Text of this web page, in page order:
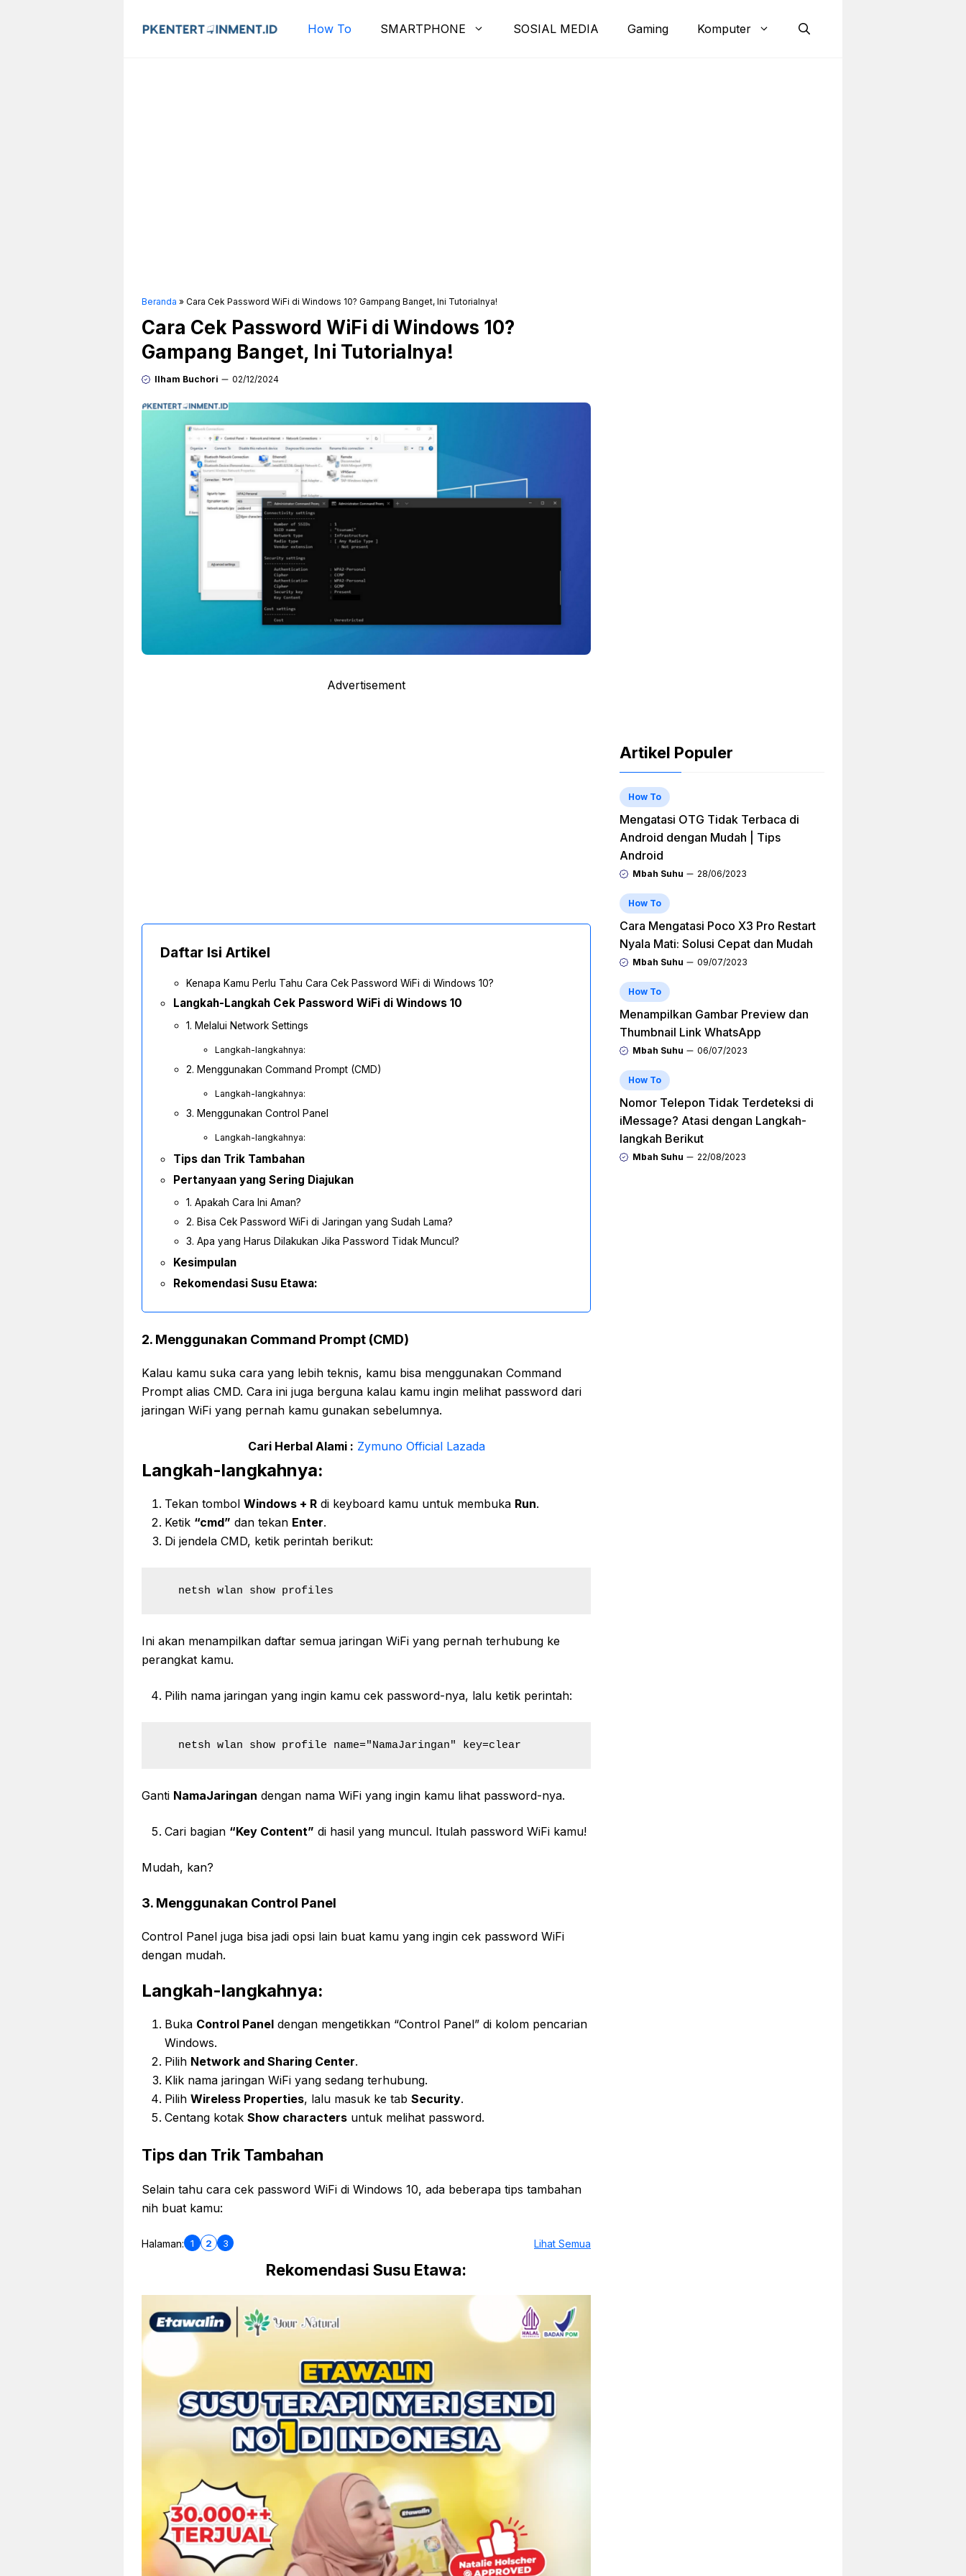
How To SMARTPHONE SOSIAL MEDIA Gaming Komputer
Beranda » Cara Cek Password WiFi di Windows 10? Gampang Banget, Ini Tutorialnya!
Cara Cek Password WiFi di Windows 10?
Gampang Banget, Ini Tutorialnya!
Ilham Buchori 02/12/2024
Advertisement
Daftar Isi Artikel
Kenapa Kamu Perlu Tahu Cara Cek Password WiFi di Windows 10?
Langkah-Langkah Cek Password WiFi di Windows 10
1. Melalui Network Settings
Langkah-langkahnya:
2. Menggunakan Command Prompt (CMD)
Langkah-langkahnya:
3. Menggunakan Control Panel
Langkah-langkahnya:
Tips dan Trik Tambahan
Pertanyaan yang Sering Diajukan
1. Apakah Cara Ini Aman?
2. Bisa Cek Password WiFi di Jaringan yang Sudah Lama?
3. Apa yang Harus Dilakukan Jika Password Tidak Muncul?
Kesimpulan
Rekomendasi Susu Etawa:
2. Menggunakan Command Prompt (CMD)
Kalau kamu suka cara yang lebih teknis, kamu bisa menggunakan Command
Prompt alias CMD. Cara ini juga berguna kalau kamu ingin melihat password dari
jaringan WiFi yang pernah kamu gunakan sebelumnya.
Cari Herbal Alami : Zymuno Official Lazada
Langkah-langkahnya:
Tekan tombol Windows + R di keyboard kamu untuk membuka Run.
Ketik “cmd” dan tekan Enter.
Di jendela CMD, ketik perintah berikut:
   netsh wlan show profiles
Ini akan menampilkan daftar semua jaringan WiFi yang pernah terhubung ke
perangkat kamu.
Pilih nama jaringan yang ingin kamu cek password-nya, lalu ketik perintah:
   netsh wlan show profile name="NamaJaringan" key=clear
Ganti NamaJaringan dengan nama WiFi yang ingin kamu lihat password-nya.
Cari bagian “Key Content” di hasil yang muncul. Itulah password WiFi kamu!
Mudah, kan?
3. Menggunakan Control Panel
Control Panel juga bisa jadi opsi lain buat kamu yang ingin cek password WiFi
dengan mudah.
Langkah-langkahnya:
Buka Control Panel dengan mengetikkan “Control Panel” di kolom pencarian
Windows.
Pilih Network and Sharing Center.
Klik nama jaringan WiFi yang sedang terhubung.
Pilih Wireless Properties, lalu masuk ke tab Security.
Centang kotak Show characters untuk melihat password.
Tips dan Trik Tambahan
Selain tahu cara cek password WiFi di Windows 10, ada beberapa tips tambahan
nih buat kamu:
Halaman: 1 2 3 Lihat Semua
Rekomendasi Susu Etawa:
Artikel Populer
How To
Mengatasi OTG Tidak Terbaca di
Android dengan Mudah | Tips
Android
Mbah Suhu 28/06/2023
How To
Cara Mengatasi Poco X3 Pro Restart
Nyala Mati: Solusi Cepat dan Mudah
Mbah Suhu 09/07/2023
How To
Menampilkan Gambar Preview dan
Thumbnail Link WhatsApp
Mbah Suhu 06/07/2023
How To
Nomor Telepon Tidak Terdeteksi di
iMessage? Atasi dengan Langkah-
langkah Berikut
Mbah Suhu 22/08/2023